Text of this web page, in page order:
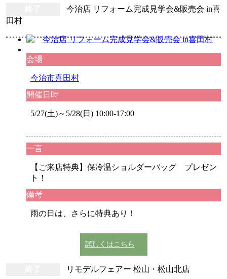
今治店 リフォーム完成見学会&販売会 in喜
田村
会場
今治市喜田村
開催日時
5/27(土)～5/28(日) 10:00-17:00
一言
【ご来店特典】保冷温ショルダーバッグ プレゼン
ト！
備考
雨の日は、さらに特典あり！
詳しくはこちら
リモデルフェアー 松山・松山北店